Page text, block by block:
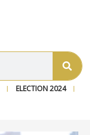
ELECTION 2024